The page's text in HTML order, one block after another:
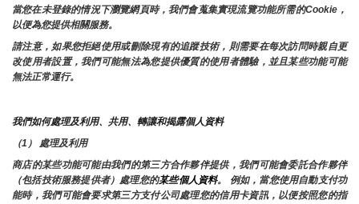
當您在未登錄的情況下瀏覽網頁時，我們會蒐集實現流覽功能所需的Cookie，
以便為您提供相關服務。
請注意，如果您拒絕使用或刪除現有的追蹤技術，則需要在每次訪問時親自更
改使用者設置，我們可能無法為您提供優質的使用者體驗，並且某些功能可能
無法正常運行。
我們如何處理及利用、共用、轉讓和揭露個人資料
（1） 處理及利用
商店的某些功能可能由我們的第三方合作夥伴提供，我們可能會委託合作夥伴
（包括技術服務提供者）處理您的某些個人資料。 例如，當您使用自動支付功
能時，我們可能會要求第三方支付公司處理您的信用卡資訊，以便按照您的指